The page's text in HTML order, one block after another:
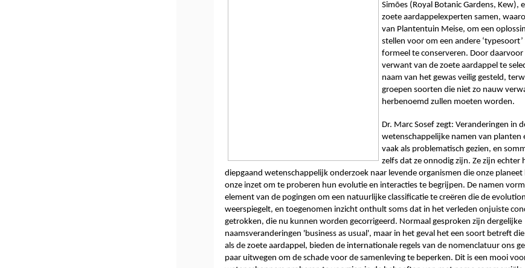
Simões (Royal Botanic Gardens, Kew),
zoete aardappelexperten samen,
van Plantentuin Meise, om een
stellen voor om een ​​andere
formeel te conserveren. Door daarvoor
verwant van de zoete aardappel te
naam van het gewas veilig gesteld,
groepen soorten die niet zo nauw
herbenoemd zullen moeten worden.
Dr. Marc Sosef zegt: Veranderingen in
wetenschappelijke namen van planten
vaak als problematisch gezien, en
zelfs dat ze onnodig zijn. Ze zijn echter
diepgaand wetenschappelijk onderzoek naar levende organismen die onze
onze inzet om te proberen hun evolutie en interacties te begrijpen. De namen
element van de pogingen om een natuurlijke classificatie te creëren die de
weerspiegelt, en toegenomen inzicht onthult soms dat in het verleden onjuiste
getrokken, die nu kunnen worden gecorrigeerd. Normaal gesproken zijn dergelijke
naamsveranderingen 'business as usual', maar in het geval het een soort betreft
als de zoete aardappel, bieden de internationale regels van de nomenclatuur ons
paar uitwegen om de schade voor de samenleving te beperken. Dit is een mooi